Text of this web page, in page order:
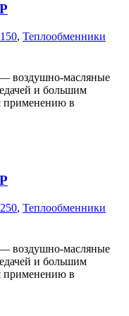
, Теплообменники
воздушно-масляные
и большим
применению в
, Теплообменники
воздушно-масляные
и большим
применению в